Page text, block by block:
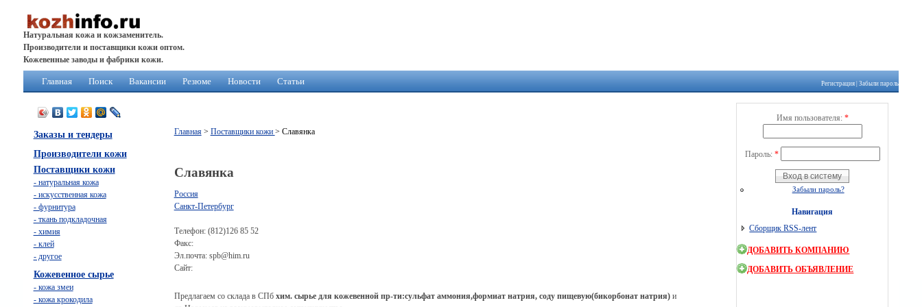
Натуральная кожа и кожзаменитель.
Производители и поставщики кожи оптом.
Кожевенные заводы и фабрики кожи.
Главная Поиск Вакансии Резюме Новости Статьи Регистрация |Забыли пароль
Главная> Поставщики кожи > Славянка
Славянка
Россия
Санкт-Петербург
Телефон: (812)126 85 52
Факс:
Эл.почта: spb@him.ru
Сайт:
Предлагаем со склада в СПб хим. сырье для кожевенной пр-ти:сульфат аммония,формиат натрия, соду пищевую(бикорбонат натрия)и
Заказы и тендеры
Производители кожи
Поставщики кожи
- натуральная кожа
- искусственная кожа
- фурнитура
- ткань подкладочная
- химия
- клей
- другое
Кожевенное сырье
- кожа змеи
- кожа крокодила
Имя пользователя: *
Пароль: *
Забыли пароль?
Навигация
Сборщик RSS-лент
ДОБАВИТЬ КОМПАНИЮ
ДОБАВИТЬ ОБЪЯВЛЕНИЕ